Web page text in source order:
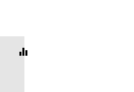
equalizer